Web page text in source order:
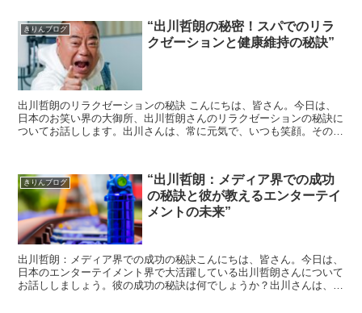
きりんブログ
“出川哲朗の秘密！スパでのリラ
クゼーションと健康維持の秘訣”
出川哲朗のリラクゼーションの秘訣 こんにちは、皆さん。今日は、
日本のお笑い界の大御所、出川哲朗さんのリラクゼーションの秘訣に
ついてお話しします。出川さんは、常に元気で、いつも笑顔。その秘
きりんブログ
“出川哲朗：メディア界での成功
の秘訣と彼が教えるエンターテイ
メントの未来”
出川哲朗：メディア界での成功の秘訣こんにちは、皆さん。今日は、
日本のエンターテイメント界で大活躍している出川哲朗さんについて
お話ししましょう。彼の成功の秘訣は何でしょうか？出川さんは、常